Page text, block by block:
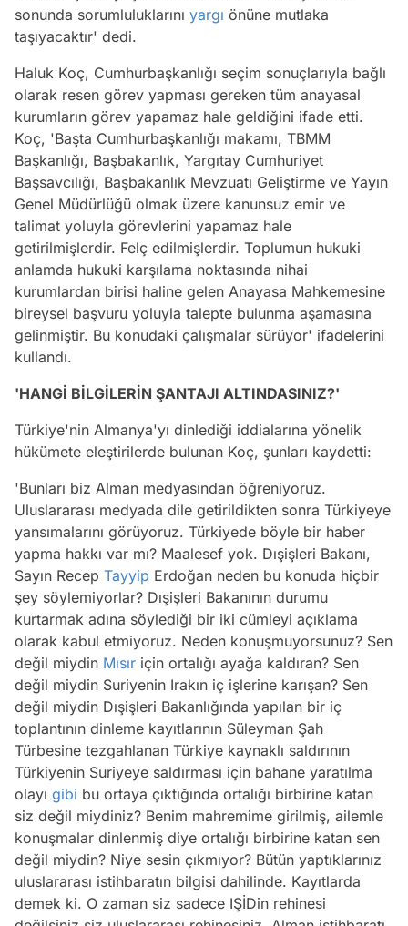
sonunda sorumluluklarını yargı önüne mutlaka
taşıyacaktır' dedi.
Haluk Koç, Cumhurbaşkanlığı seçim sonuçlarıyla bağlı
olarak resen görev yapması gereken tüm anayasal
kurumların görev yapamaz hale geldiğini ifade etti.
Koç, 'Başta Cumhurbaşkanlığı makamı, TBMM
Başkanlığı, Başbakanlık, Yargıtay Cumhuriyet
Başsavcılığı, Başbakanlık Mevzuatı Geliştirme ve Yayın
Genel Müdürlüğü olmak üzere kanunsuz emir ve
talimat yoluyla görevlerini yapamaz hale
getirilmişlerdir. Felç edilmişlerdir. Toplumun hukuki
anlamda hukuki karşılama noktasında nihai
kurumlardan birisi haline gelen Anayasa Mahkemesine
bireysel başvuru yoluyla talepte bulunma aşamasına
gelinmiştir. Bu konudaki çalışmalar sürüyor' ifadelerini
kullandı.
'HANGİ BİLGİLERİN ŞANTAJI ALTINDASINIZ?'
Türkiye'nin Almanya'yı dinlediği iddialarına yönelik
hükümete eleştirilerde bulunan Koç, şunları kaydetti:
'Bunları biz Alman medyasından öğreniyoruz.
Uluslararası medyada dile getirildikten sonra Türkiyeye
yansımalarını görüyoruz. Türkiyede böyle bir haber
yapma hakkı var mı? Maalesef yok. Dışişleri Bakanı,
Sayın Recep Tayyip Erdoğan neden bu konuda hiçbir
şey söylemiyorlar? Dışişleri Bakanının durumu
kurtarmak adına söylediği bir iki cümleyi açıklama
olarak kabul etmiyoruz. Neden konuşmuyorsunuz? Sen
değil miydin Mısır için ortalığı ayağa kaldıran? Sen
değil miydin Suriyenin Irakın iç işlerine karışan? Sen
değil miydin Dışişleri Bakanlığında yapılan bir iç
toplantının dinleme kayıtlarının Süleyman Şah
Türbesine tezgahlanan Türkiye kaynaklı saldırının
Türkiyenin Suriyeye saldırması için bahane yaratılma
olayı gibi bu ortaya çıktığında ortalığı birbirine katan
siz değil miydiniz? Benim mahremime girilmiş, ailemle
konuşmalar dinlenmiş diye ortalığı birbirine katan sen
değil miydin? Niye sesin çıkmıyor? Bütün yaptıklarınız
uluslararası istihbaratın bilgisi dahilinde. Kayıtlarda
demek ki. O zaman siz sadece IŞİDin rehinesi